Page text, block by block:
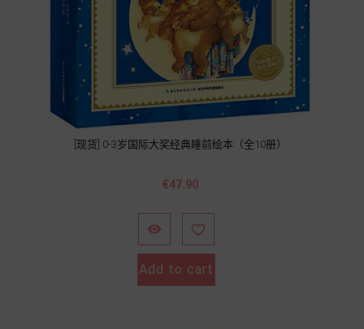
[现货] 0-3岁国际大奖经典睡前绘本（全10册）
Price
€47.90
 
Add to cart